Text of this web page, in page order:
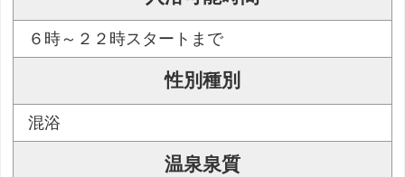
６時～２２時スタートまで
性別種別
混浴
温泉泉質